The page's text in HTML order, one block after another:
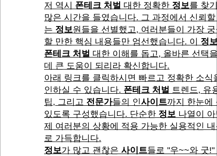
저 역시 폰테크 처벌 대한 정확한 정보를 찾
많은 시간을 들였습니다. 그 과정에서 신뢰
는 정보원들을 선별했고, 여러분들이 가장
할 만한 핵심 내용들만 엄선했습니다. 이 정
폰테크 처벌 대한 이해를 돕고, 올바른 선택
데 큰 도움이 되리라 확신합니다.
아래 링크를 클릭하시면 빠르고 정확한 소식
인하실 수 있습니다. 폰테크 처벌 트렌드, 유
팁, 그리고 전문가들의 인사이트까지 한눈에
있도록 구성했습니다. 단순한 정보 나열이
제 여러분의 상황에 적용 가능한 실용적인
로 가득합니다.
정보가 많고 괜찮은 사이트들로 "우~~와 굿!"